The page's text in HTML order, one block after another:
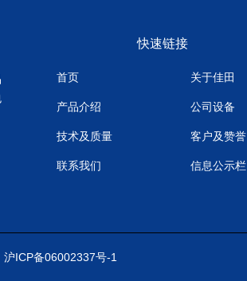
快速链接
首页 关于佳田
产品介绍 公司设备
技术及质量 客户及赞誉
联系我们 信息公示栏
沪ICP备06002337号-1